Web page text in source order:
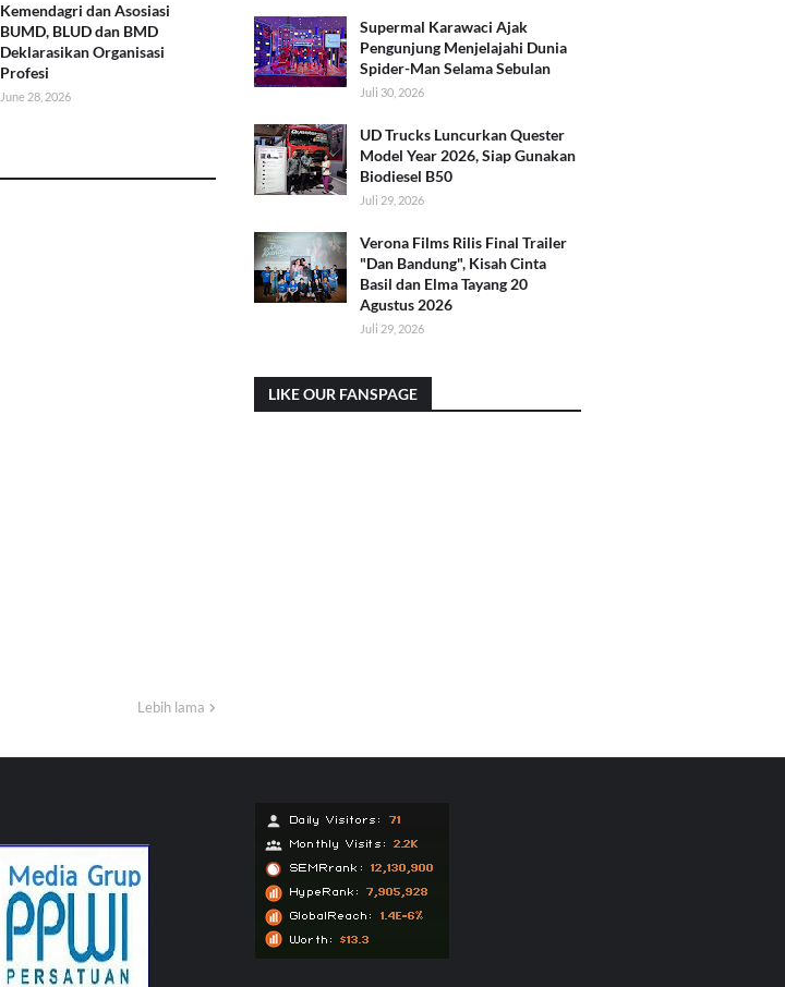
Kemendagri dan Asosiasi
BUMD, BLUD dan BMD
Deklarasikan Organisasi
Profesi
June 28, 2026
Lebih lama
Supermal Karawaci Ajak
Pengunjung Menjelajahi Dunia
Spider-Man Selama Sebulan
Juli 30, 2026
UD Trucks Luncurkan Quester
Model Year 2026, Siap Gunakan
Biodiesel B50
Juli 29, 2026
Verona Films Rilis Final Trailer
"Dan Bandung", Kisah Cinta
Basil dan Elma Tayang 20
Agustus 2026
Juli 29, 2026
LIKE OUR FANSPAGE